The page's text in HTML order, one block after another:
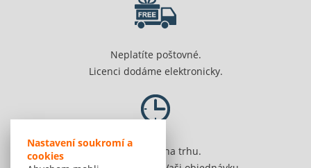
Nastavení soukromí a
cookies
Neplatíte poštovné.
Licenci dodáme elektronicky.
Jsme 20 let na trhu.